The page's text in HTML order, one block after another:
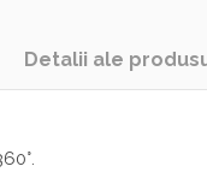
Detalii ale